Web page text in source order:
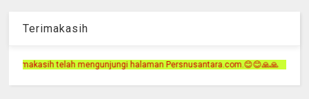
Terimakasih
halaman Persnusantara.com.😊😊🙏🙏